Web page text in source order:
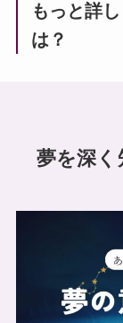
もっと詳
は？
夢を深く